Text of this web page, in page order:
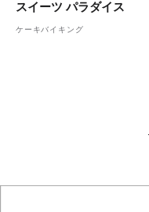
スイーツ パラダイス
ケーキバイキング